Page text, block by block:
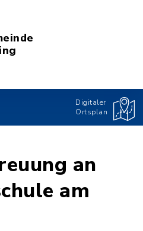
Digitaler
Ortsplan
an
am